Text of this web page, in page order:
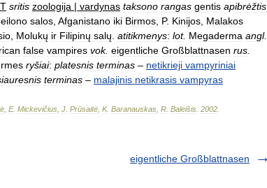
T sritis zoologija | vardynas taksono rangas gentis apibrėžtis
salos Afganistano iki Birmos P. Kinijos Malakos
Molukų ir Filipinų salų atitikmenys: lot. Megaderma angl.
false vampires vok. eigentliche Großblattnasen rus
ryšiai: platesnis terminas – netikrieji vampyriniai
terminas – malajinis netikrasis vampyras
E. Mickevičius J Prūsaitė K. Baranauskas R Baleišis 2002
eigentliche Großblattnasen